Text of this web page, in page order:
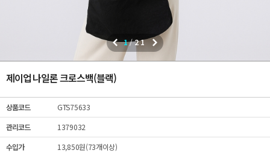
1/21
제이업 나일론 크로스백(블랙)
상품코드
GTS75633
관리코드
1379032
수입가
13,850원(73개이상)